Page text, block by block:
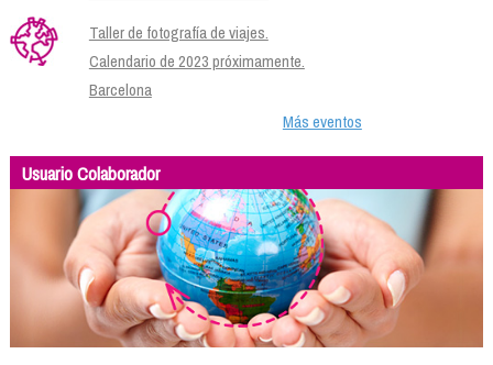
Taller de fotografía de viajes.
Calendario de 2023 próximamente.
Barcelona
Más eventos
Usuario Colaborador